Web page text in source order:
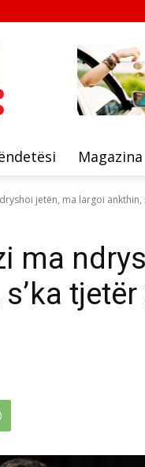
Magazina
jetën, ma largoi ankthin,
ma